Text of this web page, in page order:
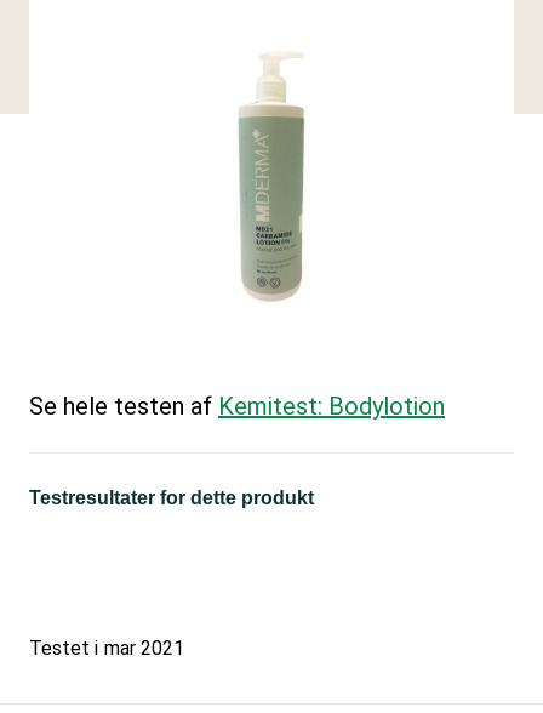
Se hele testen af Kemitest: Bodylotion
Testresultater for dette produkt
Testet i mar 2021